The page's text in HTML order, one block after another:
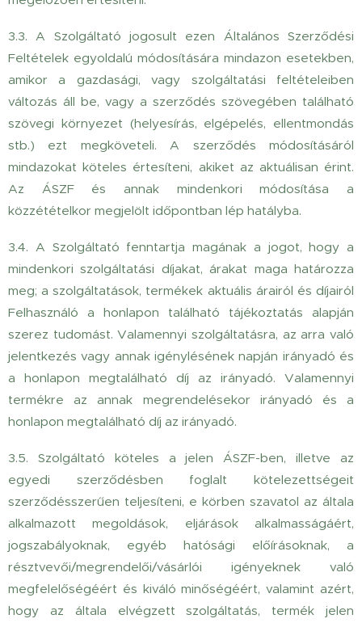
3.3. A Szolgáltató jogosult ezen Általános Szerződési
Feltételek egyoldalú módosítására mindazon esetekben,
amikor a gazdasági, vagy szolgáltatási feltételeiben
változás áll be, vagy a szerződés szövegében található
szövegi környezet (helyesírás, elgépelés, ellentmondás
stb.) ezt megköveteli. A szerződés módosításáról
mindazokat köteles értesíteni, akiket az aktuálisan érint.
Az ÁSZF és annak mindenkori módosítása a
közzétételkor megjelölt időpontban lép hatályba.
3.4. A Szolgáltató fenntartja magának a jogot, hogy a
mindenkori szolgáltatási díjakat, árakat maga határozza
meg; a szolgáltatások, termékek aktuális árairól és díjairól
Felhasználó a honlapon található tájékoztatás alapján
szerez tudomást. Valamennyi szolgáltatásra, az arra való
jelentkezés vagy annak igénylésének napján irányadó és
a honlapon megtalálható díj az irányadó. Valamennyi
termékre az annak megrendelésekor irányadó és a
honlapon megtalálható díj az irányadó.
3.5. Szolgáltató köteles a jelen ÁSZF-ben, illetve az
egyedi szerződésben foglalt kötelezettségeit
szerződésszerűen teljesíteni, e körben szavatol az általa
alkalmazott megoldások, eljárások alkalmasságáért,
jogszabályoknak, egyéb hatósági előírásoknak, a
résztvevői/megrendelői/vásárlói igényeknek való
megfelelőségéért és kiváló minőségéért, valamint azért,
hogy az általa elvégzett szolgáltatás, termék jelen